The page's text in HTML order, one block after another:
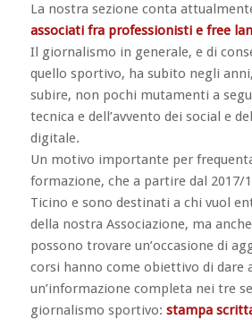
La nostra sezione conta
associati fra professionisti e free
Il giornalismo in generale, e di
quello sportivo, ha subito negli
subire, non pochi mutamenti a
tecnica e dell’avvento dei social e
digitale.
Un motivo importante per
formazione, che a partire dal 2017/
Ticino e sono destinati a chi vuol
della nostra Associazione, ma
possono trovare un’occasione di
corsi hanno come obiettivo di dare
un’informazione completa nei tre
giornalismo sportivo: stampa